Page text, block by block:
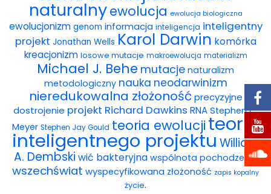
Księgarnia
FAQ
Spis tekstów
Filmy
Konferencje, webinaria i debaty
Wywiady i wykłady
naturalnyewolucja ewolucja biologiczna
ewolucjonizm genom informacja inteligencja inteligentny
projekt Jonathan Wells Karol Darwin komórka
kreacjonizm losowe mutacje makroewolucja materializm
Michael J. Behe mutacje naturalizm
metodologiczny nauka neodarwinizm
nieredukowalna złożoność precyzyjne
dostrojenie projekt Richard Dawkins RNA Stephen C.
Meyer Stephen Jay Gould teoria ewolucji teoria
inteligentnego projektu William
A. Dembski wić bakteryjna wspólnota pochodzenia
wszechświat wyspecyfikowana złożoność zapis kopalny
życie.